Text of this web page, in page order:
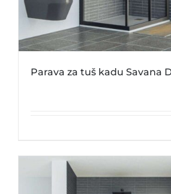
Parava za tuš kadu Savana